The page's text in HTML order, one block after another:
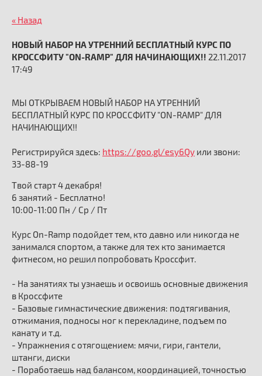
« Назад
НОВЫЙ НАБОР НА УТРЕННИЙ БЕСПЛАТНЫЙ КУРС ПО
КРОССФИТУ "ON-RAMP" ДЛЯ НАЧИНАЮЩИХ!! 22.11.2017
17:49
МЫ ОТКРЫВАЕМ НОВЫЙ НАБОР НА УТРЕННИЙ
БЕСПЛАТНЫЙ КУРС ПО КРОССФИТУ "ON-RAMP" ДЛЯ
НАЧИНАЮЩИХ!!
Регистрируйся здесь: https://goo.gl/esy6Qy или звони:
33-88-19
Твой старт 4 декабря!
6 занятий - Бесплатно!
10:00-11:00 Пн / Ср / Пт
Курс On-Ramp подойдет тем, кто давно или никогда не
занимался спортом, а также для тех кто занимается
фитнесом, но решил попробовать Кроссфит.
- На занятиях ты узнаешь и освоишь основные движения
в Кроссфите
- Базовые гимнастические движения: подтягивания,
отжимания, подносы ног к перекладине, подъем по
канату и т.д.
- Упражнения с отягощением: мячи, гири, гантели,
штанги, диски
- Поработаешь над балансом, координацией, точностью